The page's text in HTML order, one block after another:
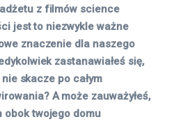
z filmów science
jest to niezwykle ważne
znaczenie dla naszego
zastanawiałeś się,
skacze po całym
A może zauważyłeś,
obok twojego domu